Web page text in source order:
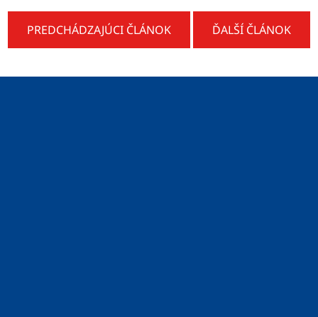
PREDCHÁDZAJÚCI ČLÁNOK ĎALŠÍ ČLÁNOK